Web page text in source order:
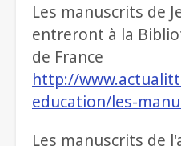
Les manuscrits de
entreront à la
de France
http://
education/les-
Les manuscrits de